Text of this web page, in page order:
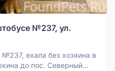
№237, ул.
ехала без хозяина в
до пос. Северный